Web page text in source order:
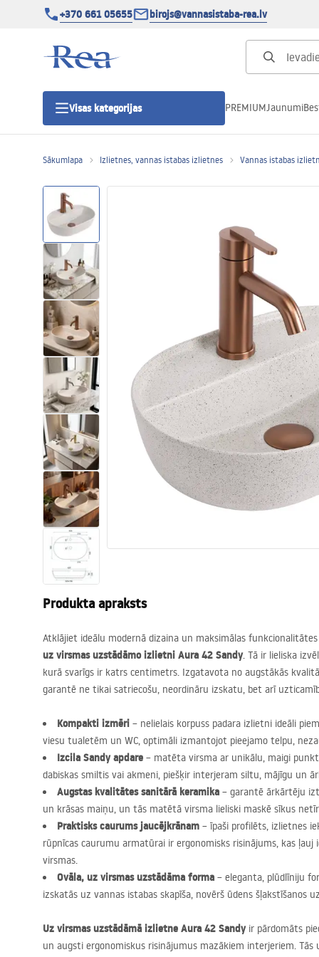
+370 661 05655 birojs@vannasistaba-rea.lv
Visas kategorijas
Dušas durvis
Vannas istabas dušas paliktņi
Lineāras dušas notekas
Tualetes
Izlietnes
Vannas un ekrāni
Vannas istabas jaucējkrāni
Vannas istabas dušas
Virtuve
Vannas istabas piederumi
PREMIUMJaunumi
Sākumlapa Izlietnes, vannas istabas izlietnes Vannas istabas
Produkta apraksts
Atklājiet ideālu modernā dizaina un maksimālas
uz virsmas uzstādāmo izlietni Aura 42 Sandy. Tā ir lieliska
kurā svarīgs ir katrs centimetrs. Izgatavota no augstākās
garantē ne tikai satriecošu, neordināru izskatu, bet arī
Kompakti izmēri – nelielais korpuss padara izlietni ideāli
viesu tualetēm un WC, optimāli izmantojot pieejamo telpu,
Izcila Sandy apdare – matēta virsma ar unikālu, maigi
dabiskas smiltis vai akmeni, piešķir interjeram siltu, mājīgu un
Augstas kvalitātes sanitārā keramika – garantē ārkārtēju
un krāsas maiņu, un tās matētā virsma lieliski maskē sīkus
Praktisks caurums jaucējkrānam – īpaši profilēts, izlietnes
rūpnīcas caurumu armatūrai ir ergonomisks risinājums, kas
virsmas.
Ovāla, uz virsmas uzstādāma forma – eleganta, plūdlīniju
izskatās uz vannas istabas skapīša, novērš ūdens šļakstīšanos
Uz virsmas uzstādāmā izlietne Aura 42 Sandyir pārdomāts
un augsti ergonomiskus risinājumus mazākiem interjeriem. Tās